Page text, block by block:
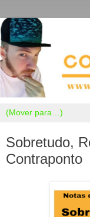
Sobretudo,
Contraponto